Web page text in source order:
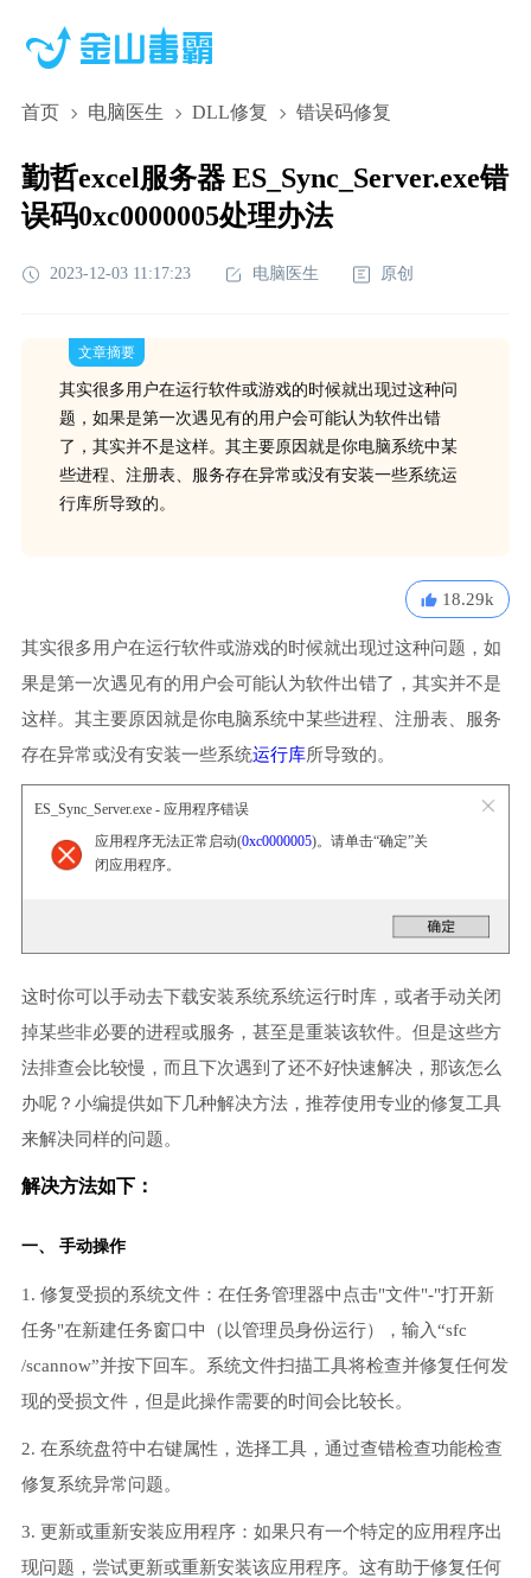
首页 电脑医生 DLL修复 错误码修复
勤哲excel服务器 ES_Sync_Server.exe错
误码0xc0000005处理办法
2023-12-03 11:17:23 电脑医生 原创
文章摘要
其实很多用户在运行软件或游戏的时候就出现过这种问
题，如果是第一次遇见有的用户会可能认为软件出错
了，其实并不是这样。其主要原因就是你电脑系统中某
些进程、注册表、服务存在异常或没有安装一些系统运
行库所导致的。
18.29k
其实很多用户在运行软件或游戏的时候就出现过这种问题，如
果是第一次遇见有的用户会可能认为软件出错了，其实并不是
这样。其主要原因就是你电脑系统中某些进程、注册表、服务
存在异常或没有安装一些系统运行库所导致的。
ES_Sync_Server.exe - 应用程序错误
应用程序无法正常启动(0xc0000005)。请单击“确定”关
闭应用程序。
这时你可以手动去下载安装系统系统运行时库，或者手动关闭
掉某些非必要的进程或服务，甚至是重装该软件。但是这些方
法排查会比较慢，而且下次遇到了还不好快速解决，那该怎么
办呢？小编提供如下几种解决方法，推荐使用专业的修复工具
来解决同样的问题。
解决方法如下：
一、 手动操作
1. 修复受损的系统文件：在任务管理器中点击"文件"-"打开新
任务"在新建任务窗口中（以管理员身份运行），输入“sfc
/scannow”并按下回车。系统文件扫描工具将检查并修复任何发
现的受损文件，但是此操作需要的时间会比较长。
2. 在系统盘符中右键属性，选择工具，通过查错检查功能检查
修复系统异常问题。
3. 更新或重新安装应用程序：如果只有一个特定的应用程序出
现问题，尝试更新或重新安装该应用程序。这有助于修复任何